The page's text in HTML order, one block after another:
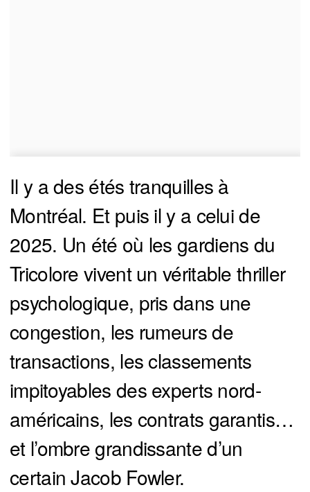
Il y a des étés tranquilles à
Montréal. Et puis il y a celui de
2025. Un été où les gardiens du
Tricolore vivent un véritable thriller
psychologique, pris dans une
congestion, les rumeurs de
transactions, les classements
impitoyables des experts nord-
américains, les contrats garantis…
et l’ombre grandissante d’un
certain Jacob Fowler.